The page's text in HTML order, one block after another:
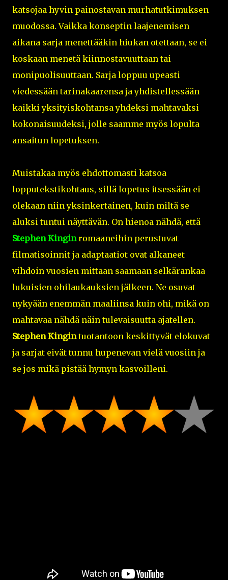
katsojaa hyvin painostavan murhatutkimuksen
muodossa. Vaikka konseptin laajenemisen
aikana sarja menettääkin hiukan otettaan, se ei
koskaan menetä kiinnostavuuttaan tai
monipuolisuuttaan. Sarja loppuu upeasti
viedessään tarinakaarensa ja yhdistellessään
kaikki yksityiskohtansa yhdeksi mahtavaksi
kokonaisuudeksi, jolle saamme myös lopulta
ansaitun lopetuksen.
Muistakaa myös ehdottomasti katsoa
lopputekstikohtaus, sillä lopetus itsessään ei
olekaan niin yksinkertainen, kuin miltä se
aluksi tuntui näyttävän. On hienoa nähdä, että
Stephen Kinginromaaneihin perustuvat
filmatisoinnit ja adaptaatiot ovat alkaneet
vihdoin vuosien mittaan saamaan selkärankaa
lukuisien ohilaukauksien jälkeen. Ne osuvat
nykyään enemmän maaliinsa kuin ohi, mikä on
mahtavaa nähdä näin tulevaisuutta ajatellen.
Stephen Kingintuotantoon keskittyvät elokuvat
ja sarjat eivät tunnu hupenevan vielä vuosiin ja
se jos mikä pistää hymyn kasvoilleni.